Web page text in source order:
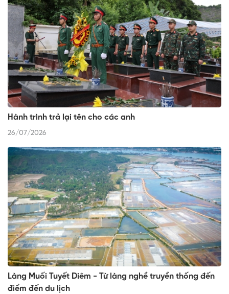
Hành trình trả lại tên cho các anh
26/07/2026
Làng Muối Tuyết Diêm - Từ làng nghề truyền thống đến
điểm đến du lịch